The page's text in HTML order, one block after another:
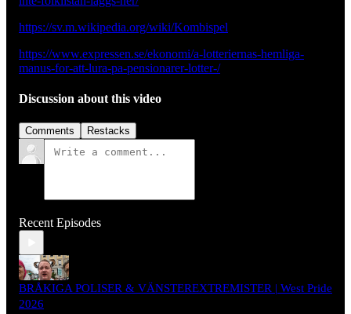
https://sv.m.wikipedia.org/wiki/Kombispel
https://www.expressen.se/ekonomi/a-lotteriernas-hemliga-
manus-for-att-lura-pa-pensionarer-lotter-/
Discussion about this video
Comments Restacks
Recent Episodes
BRÅKIGA POLISER & VÄNSTEREXTREMISTER | West Pride
2026